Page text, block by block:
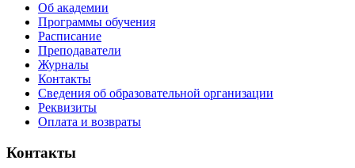
Об академии
Программы обучения
Расписание
Преподаватели
Журналы
Контакты
Сведения об образовательной организации
Реквизиты
Оплата и возвраты
Контакты